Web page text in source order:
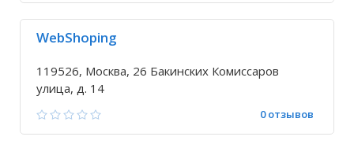
WebShoping
119526, Москва, 26 Бакинских Комиссаров
улица, д. 14
0 отзывов